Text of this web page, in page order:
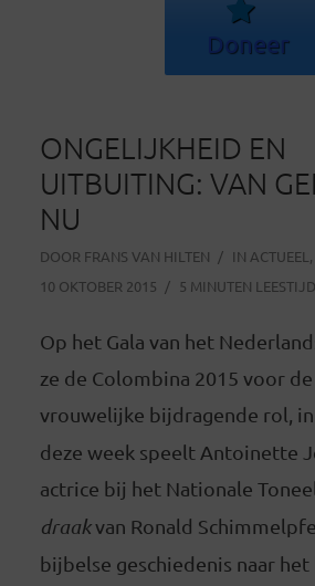
Doneer
ONGELIJKHEID EN
UITBUITING: VAN
NU
DOOR FRANS VAN HILTEN IN ACTUEEL ,
10 OKTOBER 2015
5 MINUTEN LEESTIJD
Op het Gala van het
ze de Colombina 2015 voor
vrouwelijke bijdragende rol, in
deze week speelt Antoinette
actrice bij het Nationale
draakvan Ronald
bijbelse geschiedenis naar het